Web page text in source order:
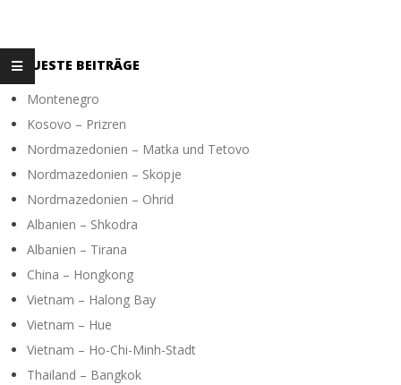
R
A
P
H
Y
NEUESTE BEITRÄGE
Montenegro
Kosovo – Prizren
Nordmazedonien – Matka und Tetovo
Nordmazedonien – Skopje
Nordmazedonien – Ohrid
Albanien – Shkodra
Albanien – Tirana
China – Hongkong
Vietnam – Halong Bay
Vietnam – Hue
Vietnam – Ho-Chi-Minh-Stadt
Thailand – Bangkok